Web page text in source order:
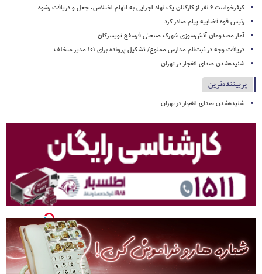
کیفرخواست ۶ نفر از کارکنان یک نهاد اجرایی به اتهام اختلاس، جعل و دریافت رشوه
رئیس قوه قضاییه پیام صادر کرد
آمار مصدومان آتش‌سوزی شهرک صنعتی فرسفج تویسرکان
دریافت وجه در ثبت‌نام مدارس ممنوع/ تشکیل پرونده برای ۱۰۱ مدیر متخلف
شنیده‌شدن صدای انفجار در تهران
پربیننده‌ترین
شنیده‌شدن صدای انفجار در تهران